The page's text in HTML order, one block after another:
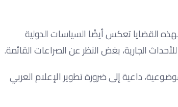
القضايا تعكس أيضًا السياسات الدولية
الجارية، بغض النظر عن الصراعات القائمة.
داعية إلى ضرورة تطوير الإعلام العربي